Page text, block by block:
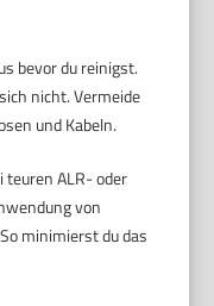
bevor du reinigst.
nicht. Vermeide
und Kabeln.
teuren ALR- oder
von
minimierst du das